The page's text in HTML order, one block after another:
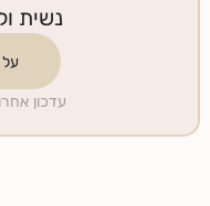
נשית
עדכון